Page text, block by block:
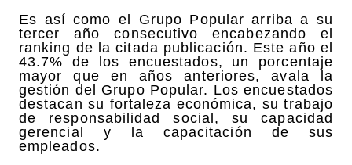
Es así como el Grupo Popular arriba a su
tercer año consecutivo encabezando el
ranking de la citada publicación. Este año el
43.7% de los encuestados, un porcentaje
mayor que en años anteriores, avala la
gestión del Grupo Popular. Los encuestados
destacan su fortaleza económica, su trabajo
de responsabilidad social, su capacidad
gerencial y la capacitación de sus
empleados.